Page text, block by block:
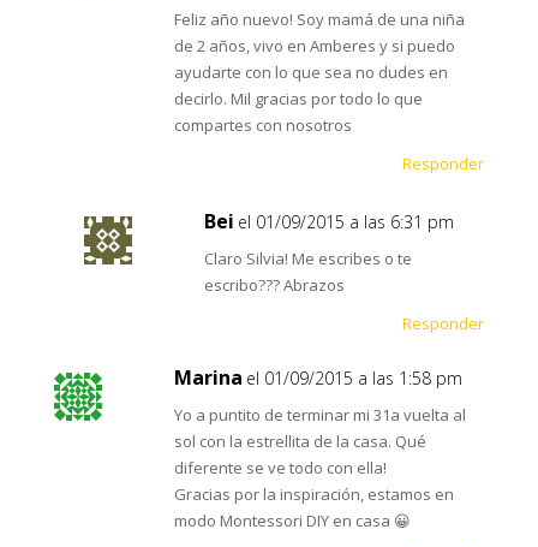
Feliz año nuevo! Soy mamá de una niña
de 2 años, vivo en Amberes y si puedo
ayudarte con lo que sea no dudes en
decirlo. Mil gracias por todo lo que
compartes con nosotros
Responder
Bei el 01/09/2015 a las 6:31 pm
Claro Silvia! Me escribes o te
escribo??? Abrazos
Responder
Marina el 01/09/2015 a las 1:58 pm
Yo a puntito de terminar mi 31a vuelta al
sol con la estrellita de la casa. Qué
diferente se ve todo con ella!
Gracias por la inspiración, estamos en
modo Montessori DIY en casa 😀